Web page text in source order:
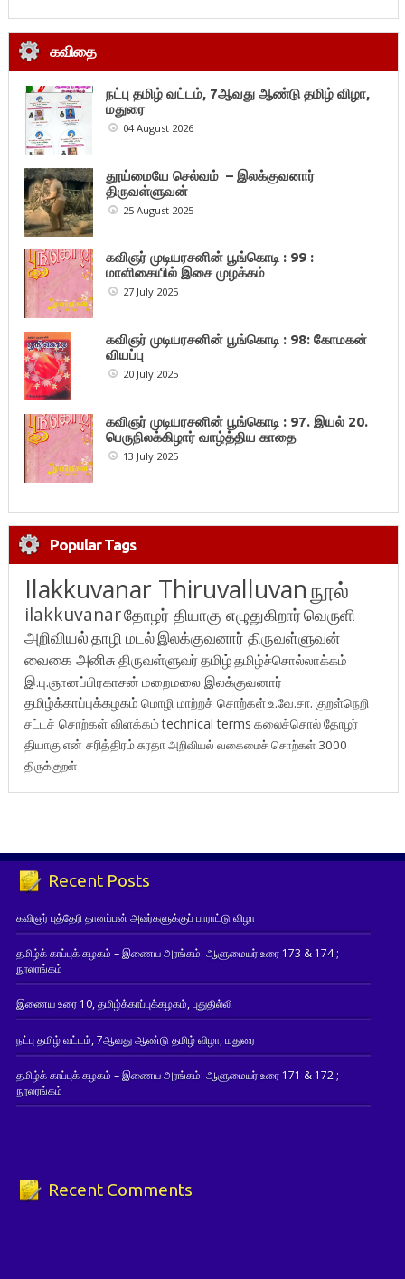
கவிதை
நட்பு தமிழ் வட்டம், 7ஆவது ஆண்டு தமிழ் விழா,
மதுரை
04 August 2026
தூய்மையே செல்வம் – இலக்குவனார்
திருவள்ளுவன்
25 August 2025
கவிஞர் முடியரசனின் பூங்கொடி : 99 :
மாளிகையில் இசை முழக்கம்
27 July 2025
கவிஞர் முடியரசனின் பூங்கொடி : 98: கோமகன்
வியப்பு
20 July 2025
கவிஞர் முடியரசனின் பூங்கொடி : 97. இயல் 20.
பெருநிலக்கிழார் வாழ்த்திய காதை
13 July 2025
Popular Tags
Ilakkuvanar Thiruvalluvanநூல்
ilakkuvanarதோழர் தியாகு எழுதுகிறார்வெருளி
அறிவியல்தாழி மடல்இலக்குவனார் திருவள்ளுவன்
வைகை அனிசுதிருவள்ளுவர்தமிழ்தமிழ்ச்சொல்லாக்கம்
இ.பு.ஞானப்பிரகாசன் மறைமலை இலக்குவனார்
தமிழ்க்காப்புக்கழகம் மொழி மாற்றச் சொற்கள்உ.வே.சா. குறள்நெறி
சட்டச் சொற்கள் விளக்கம்technical terms கலைச்சொல்தோழர்
தியாகுஎன் சரித்திரம்சுரதாஅறிவியல் வகைமைச் சொற்கள் 3000
திருக்குறள்
Recent Posts
கவிஞர் புத்தேரி தானப்பன் அவர்களுக்குப் பாராட்டு விழா
தமிழ்க் காப்புக் கழகம் – இணைய அரங்கம்: ஆளுமையர் உரை 173 & 174 ;
நூலரங்கம்
இணைய உரை 10, தமிழ்க்காப்புக்கழகம், புதுதில்லி
நட்பு தமிழ் வட்டம், 7ஆவது ஆண்டு தமிழ் விழா, மதுரை
தமிழ்க் காப்புக் கழகம் – இணைய அரங்கம்: ஆளுமையர் உரை 171 & 172 ;
நூலரங்கம்
Recent Comments